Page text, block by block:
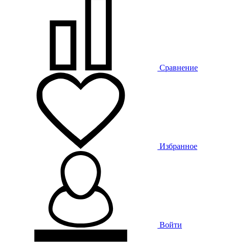
Сравнение
Избранное
Войти